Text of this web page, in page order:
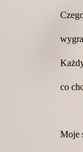
co
Moje